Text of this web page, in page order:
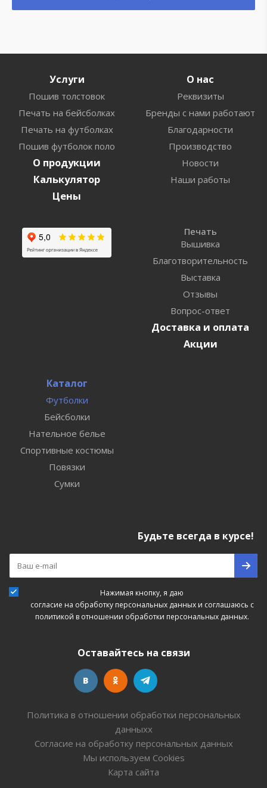
Услуги
Пошив толстовок
Печать на бейсболках
Печать на футболках
Пошив футболок поло
О продукции
Калькулятор
Цены
О нас
Реквизиты
Бренды с нами работают
Благодарности
Производство
Новости
Наши работы
Печать
Вышивка
Благотворительность
Выставка
Отзывы
Вопрос-ответ
Доставка и оплата
Акции
Каталог
Футболки
Бейсболки
Нательное белье
Спортивные костюмы
Повязки
Сумки
Будьте всегда в курсе!
Нажимая кнопку, я даю
согласие на обработку персональных данныхи соглашаюсь с
политикой в отношении обработки персональных данных.
Оставайтесь на связи
Политика в отношении обработки персональных
данныхх
Согласие на обработку персональных данных
Мы используем Cookies
Карта сайта